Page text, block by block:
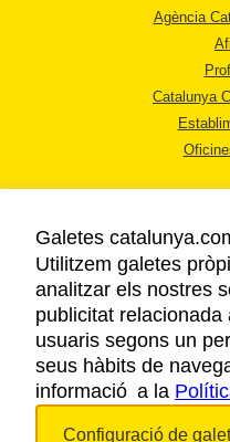
Agència
Catalunya
Galetes
Utilitzem galetes
analitzar els nostres
publicitat
usuaris segons un
seus hàbits de
informació a la
Configuració de